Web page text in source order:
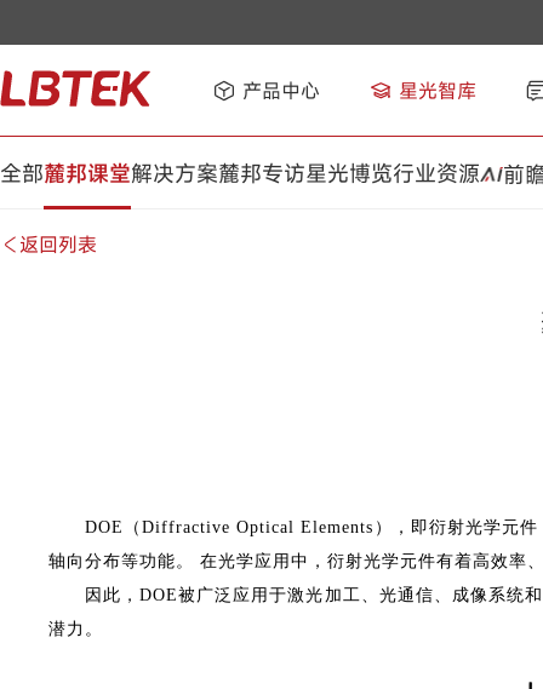
产品中心 星光智库
全部麓邦课堂解决方案麓邦专访星光博览行业资源 前
返回列表
DOE（Diffractive Optical Elements），即衍射光学元
轴向分布等功能。 在光学应用中，衍射光学元件有着高效率
因此，DOE被广泛应用于激光加工、光通信、成像系统
潜力。